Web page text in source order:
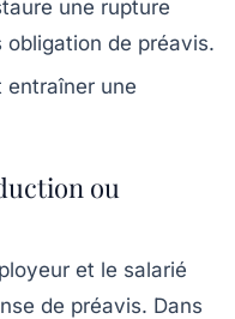
une rupture
de préavis.
entraîner une
ou
et le salarié
de préavis. Dans